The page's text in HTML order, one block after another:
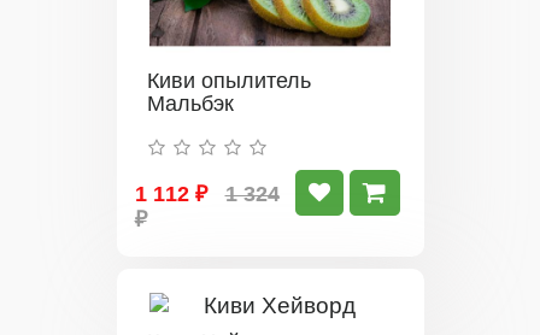
Киви опылитель
Мальбэк
1 112 ₽
1 324
₽